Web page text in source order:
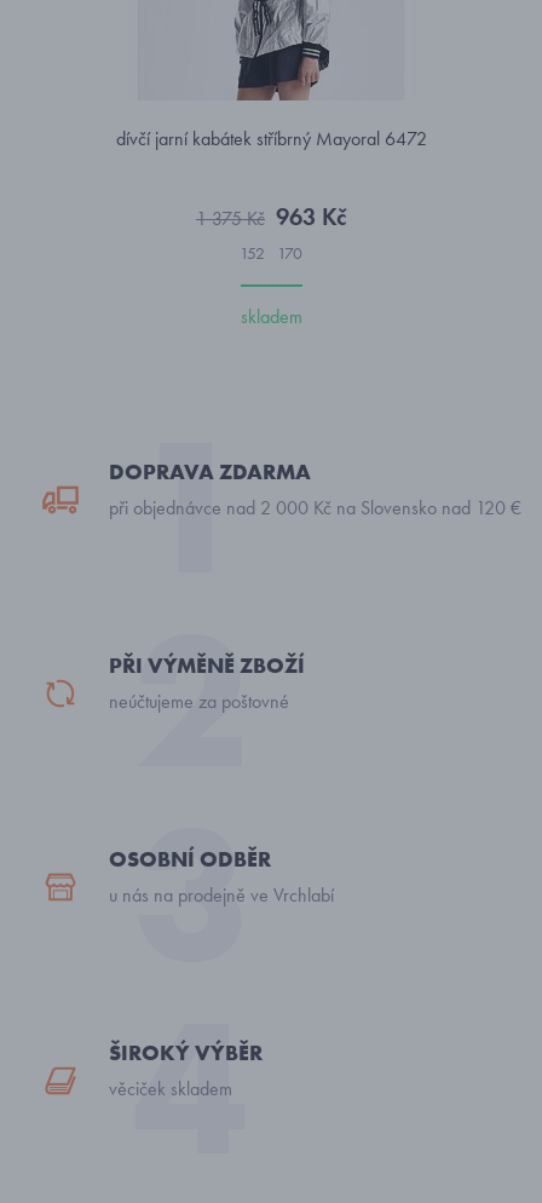
dívčí jarní kabátek stříbrný Mayoral 6472
1 375 Kč 963 Kč
152 170
skladem
DOPRAVA ZDARMA
při objednávce nad 2 000 Kč na Slovensko nad 120 €
PŘI VÝMĚNĚ ZBOŽÍ
neúčtujeme za poštovné
OSOBNÍ ODBĚR
u nás na prodejně ve Vrchlabí
ŠIROKÝ VÝBĚR
věciček skladem